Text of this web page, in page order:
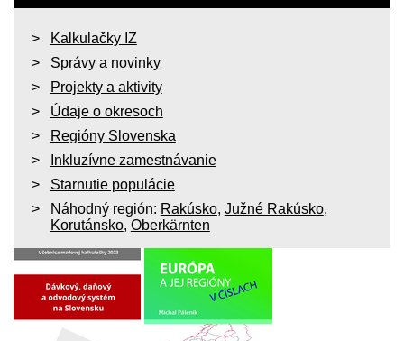
Kalkulačky IZ
Správy a novinky
Projekty a aktivity
Údaje o okresoch
Regióny Slovenska
Inkluzívne zamestnávanie
Starnutie populácie
Náhodný región: Rakúsko, Južné Rakúsko,
Korutánsko, Oberkärnten